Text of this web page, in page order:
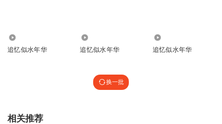
追忆似水年华 追忆似水年华 追忆似水年华
换一批
相关推荐